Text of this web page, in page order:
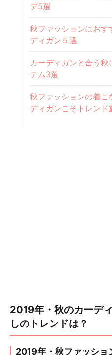
デ5選
秋ファッションにおす
ディガン５選
カーディガンと合う秋
テム3選
秋ファッションの着こ
ディガンこそトレンド
2019年・秋のカーデ
しのトレンドは？
2019年・秋ファッショ